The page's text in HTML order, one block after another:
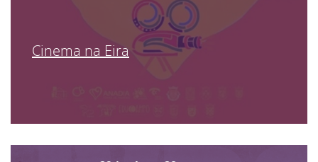
Cinema na Eira